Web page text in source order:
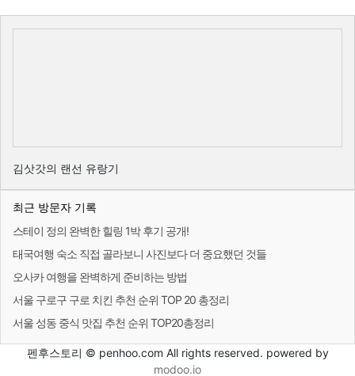
김삿갓의 랜선 유랑기
최근 방문자 기록
스테이 정의 완벽한 힐링 1박 후기 공개!
태국여행 숙소 직접 골라보니 사진보다 더 중요했던 것들
오사카 여행을 완벽하게 준비하는 방법
서울 구로구 구로 치킨 추천 순위 TOP 20 총정리
서울 성동 중식 맛집 추천 순위 TOP20총정리
펜후스토리 © penhoo.com All rights reserved. powered by
modoo.io